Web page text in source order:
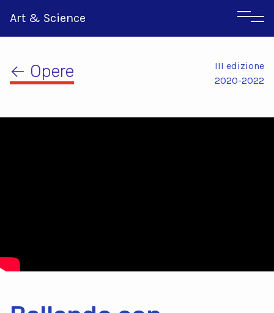
Art & Science
← Opere
III edizione
2020-2022